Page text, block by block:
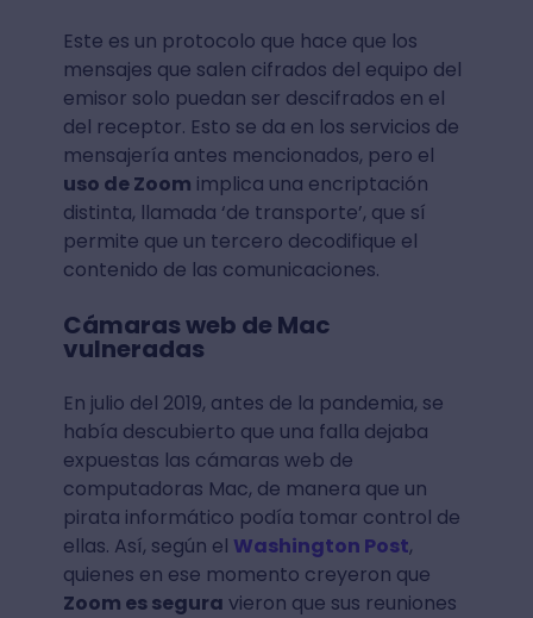
Este es un protocolo que hace que los
mensajes que salen cifrados del equipo del
emisor solo puedan ser descifrados en el
del receptor. Esto se da en los servicios de
mensajería antes mencionados, pero el
uso de Zoom implica una encriptación
distinta, llamada ‘de transporte’, que sí
permite que un tercero decodifique el
contenido de las comunicaciones.
Cámaras web de Mac
vulneradas
En julio del 2019, antes de la pandemia, se
había descubierto que una falla dejaba
expuestas las cámaras web de
computadoras Mac, de manera que un
pirata informático podía tomar control de
ellas. Así, según el Washington Post,
quienes en ese momento creyeron que
Zoom es segura vieron que sus reuniones